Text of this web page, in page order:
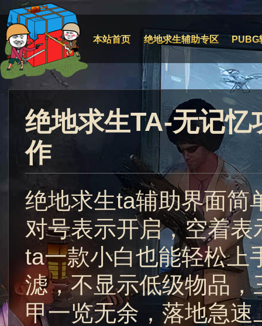
本站首页 绝地求生辅助专区 PUBG
绝地求生TA-无记
作
绝地求生ta辅助界面简
对号表示开启，空着表
ta一款小白也能轻松上
滤，不显示低级物品，
甲一览无余，落地急